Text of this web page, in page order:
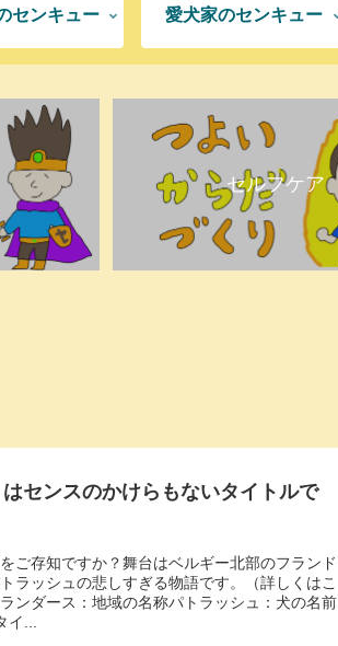
センキュー 愛犬家のセンキュー
セルフケア
はセンスのかけらもないタイトルで
ご存知ですか？舞台はベルギー北部のフランド
ラッシュの悲しすぎる物語です。（詳しくはこ
ンダース：地域の名称パトラッシュ：犬の名前
イ...